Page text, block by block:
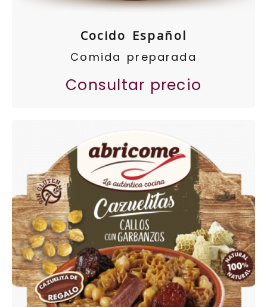
Cocido Español
Comida preparada
Consultar precio